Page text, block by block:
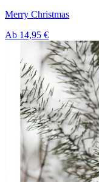
Merry Christmas
Ab 14,95 €